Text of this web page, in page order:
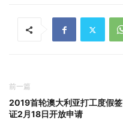
前一篇
2019首轮澳大利亚打工度假签
证2月18日开放申请